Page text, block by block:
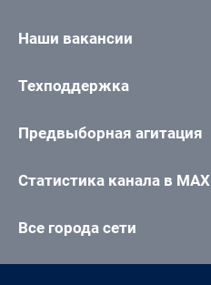
Наши вакансии
Техподдержка
Предвыборная агитация
Статистика канала в MAX
Все города сети